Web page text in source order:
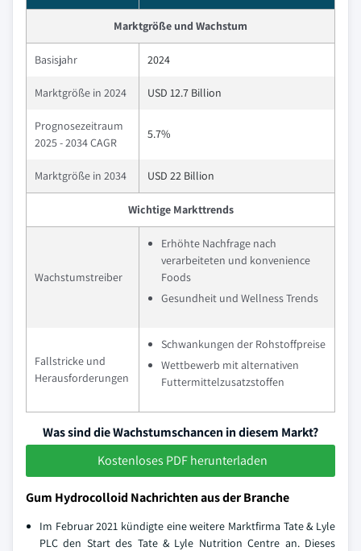
Marktgröße und Wachstum
Basisjahr 2024
Marktgröße in 2024 USD 12.7 Billion
Prognosezeitraum
2025 - 2034 CAGR
5.7%
Marktgröße in 2034 USD 22 Billion
Wichtige Markttrends
Wachstumstreiber
Erhöhte Nachfrage nach
verarbeiteten und konvenience
Foods
Gesundheit und Wellness Trends
Fallstricke und
Herausforderungen
Schwankungen der Rohstoffpreise
Wettbewerb mit alternativen
Futtermittelzusatzstoffen
Was sind die Wachstumschancen in diesem Markt?
Kostenloses PDF herunterladen
Gum Hydrocolloid Nachrichten aus der Branche
Im Februar 2021 kündigte eine weitere Marktfirma Tate & Lyle
PLC den Start des Tate & Lyle Nutrition Centre an. Dieses